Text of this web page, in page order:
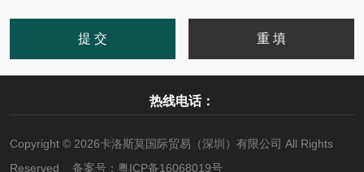
热线电话：
Copyright © 2026卡洛斯莫国际贸易（深圳）有限公司 All Rights
Reserved 备案号： 粤ICP备16068019号